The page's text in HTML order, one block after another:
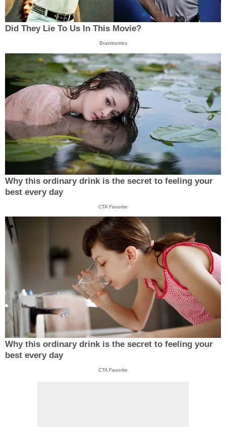
Did They Lie To Us In This Movie?
Brainberries
Why this ordinary drink is the secret to feeling your
best every day
CTA Favorite
Why this ordinary drink is the secret to feeling your
best every day
CTA Favorite